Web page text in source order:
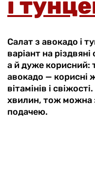
Салат з авокадо і
варіант на
а й дуже корисний:
авокадо — корисні
вітамінів і
хвилин, тож можна
подачею.